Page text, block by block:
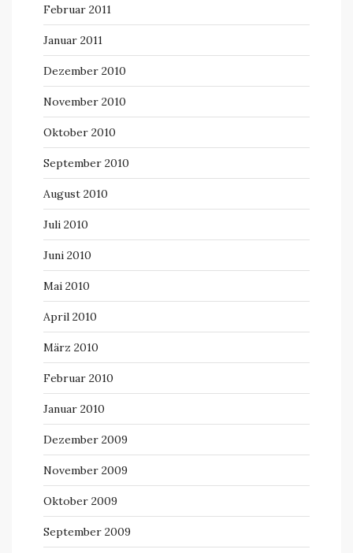
Februar 2011
Januar 2011
Dezember 2010
November 2010
Oktober 2010
September 2010
August 2010
Juli 2010
Juni 2010
Mai 2010
April 2010
März 2010
Februar 2010
Januar 2010
Dezember 2009
November 2009
Oktober 2009
September 2009